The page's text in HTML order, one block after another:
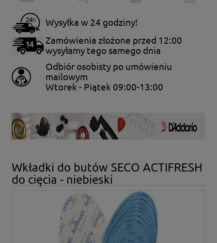
Wysyłka w 24 godziny!
Zamówienia złożone przed 12:00
wysyłamy tego samego dnia
Odbiór osobisty po umówieniu
mailowym
Wtorek - Piątek 09:00-13:00
Wkładki do butów SECO ACTIFRESH
do cięcia - niebieski